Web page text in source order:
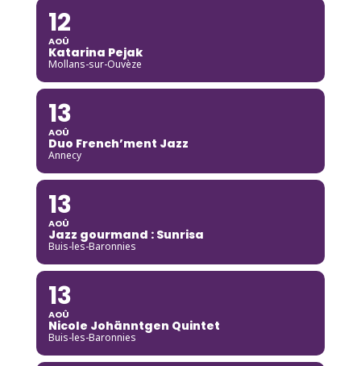
12
AOÛ
Katarina Pejak
Mollans-sur-Ouvèze
13
AOÛ
Duo French’ment Jazz
Annecy
13
AOÛ
Jazz gourmand : Sunrisa
Buis-les-Baronnies
13
AOÛ
Nicole Johänntgen Quintet
Buis-les-Baronnies